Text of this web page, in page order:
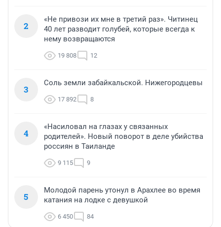
2
«Не привози их мне в третий раз». Читинец
40 лет разводит голубей, которые всегда к
нему возвращаются
19 808 12
3
Соль земли забайкальской. Нижегородцевы
17 892 8
4
«Насиловал на глазах у связанных
родителей». Новый поворот в деле убийства
россиян в Таиланде
9 115 9
5
Молодой парень утонул в Арахлее во время
катания на лодке с девушкой
6 450 84